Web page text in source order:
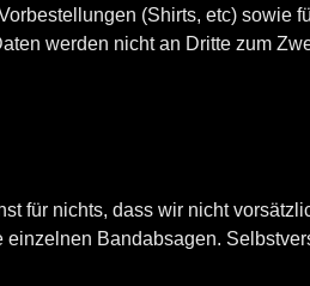
(Shirts, etc) sowie
werden nicht an Dritte zum
für nichts, dass wir nicht
Bandabsagen.